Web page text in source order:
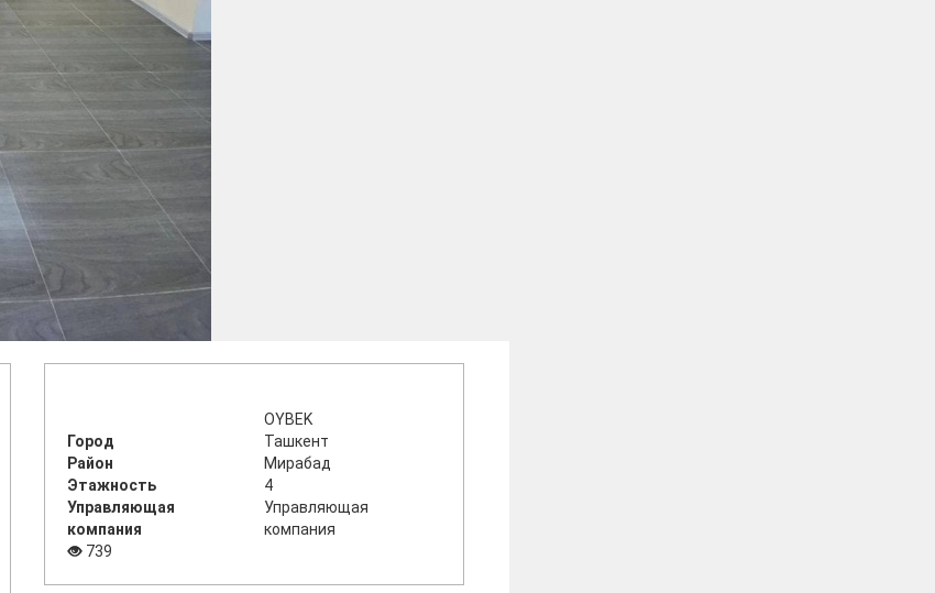
OYBEK
Город
Ташкент
Район
Мирабад
Этажность
4
Управляющая
компания
Управляющая
компания
739